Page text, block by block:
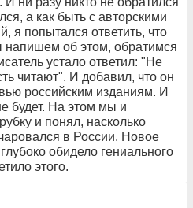
а как быть с авторскими
я попытался ответить, что
напишем об этом, обратимся
устало ответил: "Не
читают". И добавил, что он
российским изданиям. И
будет. На этом мы и
и понял, насколько
в России. Новое
обидело гениального
этого.